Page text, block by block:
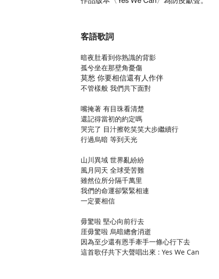
客語歌詞
暗夜肚看到你熟識的背影
孤兮坐在那壁角憂傷
莫愁 你要相信還有人作伴
不管樣般 我們共下面對
嘴掩著 有目珠看清楚
​還記得當初的約定嗎
哭完了 目汁擦乾笑笑大步繼續行
行過烏暗 等到天光
山川異域 世界亂紛紛
風月同天 全球受苦難
雖然位所分隔千萬里
我們的命運卻緊緊相連
一定要相信
​毋驚啦 堅心向前行去
厓毋驚啦 烏暗總會消逝
因為至少還有恩手牽手一條心行下去
這首歌仔共下大聲唱出來 : Yes We Can